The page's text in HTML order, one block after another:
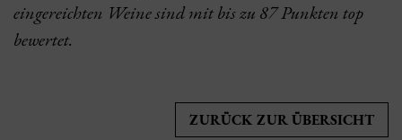
eingereichten Weine sind mit bis zu 87 Punkten top
bewertet.
ZURÜCK ZUR ÜBERSICHT